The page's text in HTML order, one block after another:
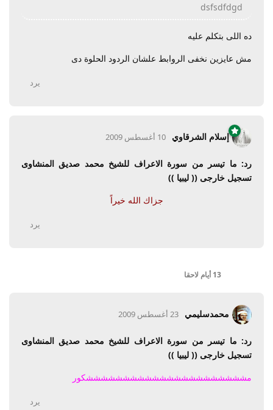
dsfsdfdgd
ده اللى بتكلم عليه
مش عايزين نخفى الروابط علشان الردود الحلوة دى
يرد
إسلام الشرقاوي 10 أغسطس 2009
رد: ما تيسر من سورة الاعراف للشيخ محمد صديق المنشاوى
تسجيل خارجى (( ليبيا ))
جزاك الله خيراً
يرد
13 أيام لاحقا
محمدسليمي 23 أغسطس 2009
رد: ما تيسر من سورة الاعراف للشيخ محمد صديق المنشاوى
تسجيل خارجى (( ليبيا ))
مششششششششششششششششششششششکور
يرد